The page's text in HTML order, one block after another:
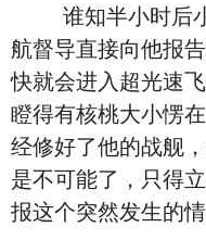
谁知半小时后小
航督导直接向他报
快就会进入超光速
瞪得有核桃大小愣
经修好了他的战舰
是不可能了，只得
报这个突然发生的情